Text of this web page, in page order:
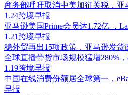
商务部呼吁取消中美加征关税，亚
1.24跨境早报
亚马逊美国Prime会员达1.72亿 ，
1.21跨境早报
稳外贸再出15项政策，亚马逊发货
全球直播带货市场规模猛增280%
1.19跨境早报
中国在线消费份额居全球第一，
早报